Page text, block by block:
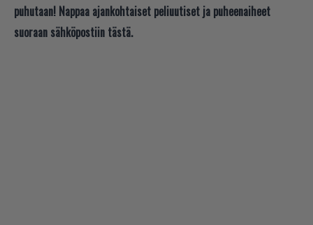
puhutaan! Nappaa ajankohtaiset peliuutiset ja puheenaiheet
suoraan sähköpostiin tästä.